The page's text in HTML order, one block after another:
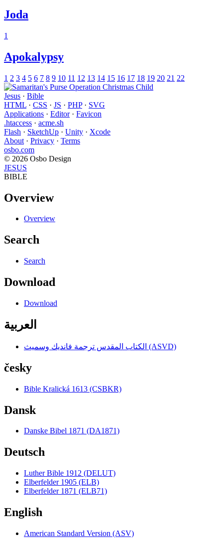
Joda
1
Apokalypsy
1 2 3 4 5 6 7 8 9 10 11 12 13 14 15 16 17 18 19 20 21 22
Jesus · Bible
HTML · CSS · JS · PHP· SVG
Applications · Editor· Favicon
.htaccess · acme.sh
Flash · SketchUp · Unity · Xcode
About · Privacy · Terms
osbo.com
© 2026 Osbo Design
JESUS
BIBLE
Overview
Overview
Search
Search
Download
Download
العربية
الكتاب المقدس ترجمة فانديك وسميث (ASVD)
česky
Bible Kralická 1613 (CSBKR)
Dansk
Danske Bibel 1871 (DA1871)
Deutsch
Luther Bible 1912 (DELUT)
Elberfelder 1905 (ELB)
Elberfelder 1871 (ELB71)
English
American Standard Version (ASV)